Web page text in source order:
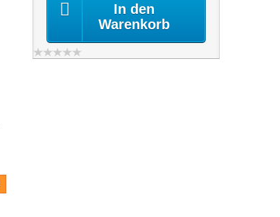
In den
Warenkorb